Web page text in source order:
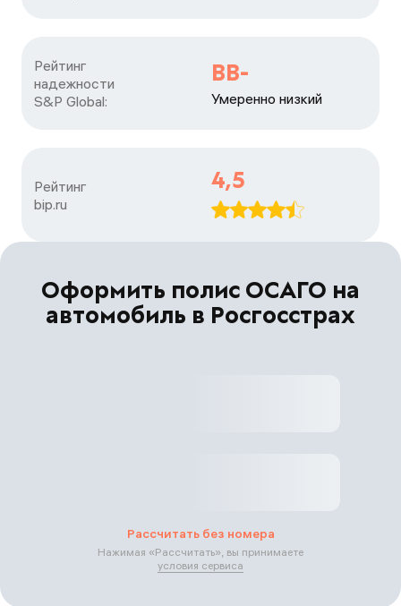
Рейтинг
надежности
S&P Global:
BB-
Умеренно низкий
Рейтинг
bip.ru
4,5
Оформить полис ОСАГО на
автомобиль в Росгосстрах
Рассчитать без номера
Нажимая «Рассчитать», вы принимаете
условия сервиса